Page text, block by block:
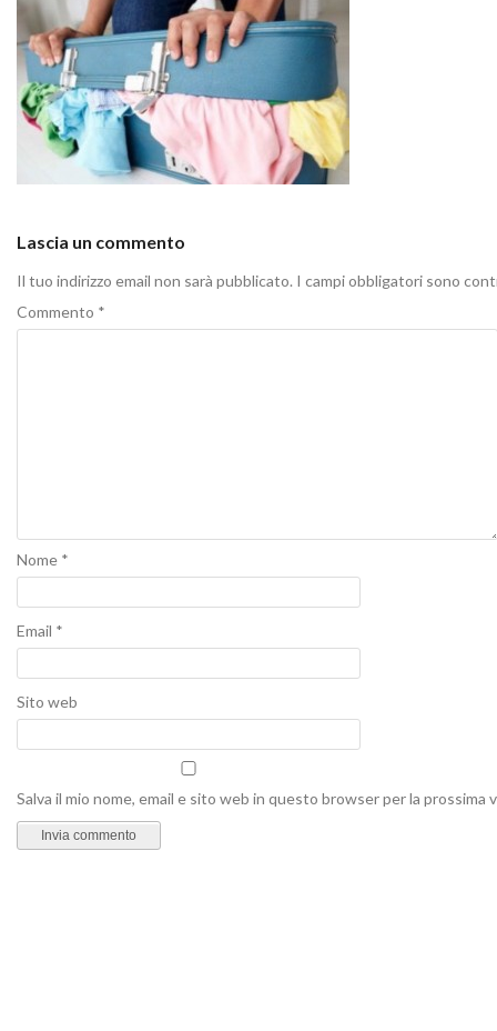
Lascia un commento
Il tuo indirizzo email non sarà pubblicato. I campi obbligatori sono
Commento *
Nome *
Email *
Sito web
Salva il mio nome, email e sito web in questo browser per la prossima